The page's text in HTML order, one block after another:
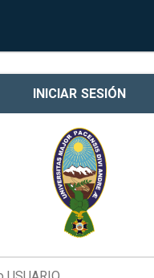
INICIAR SESIÓN